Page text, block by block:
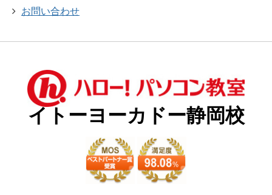
お問い合わせ
イトーヨーカドー静岡校